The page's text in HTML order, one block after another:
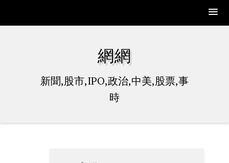
網網
新聞,股市,IPO,政治,中美,股票,事
時